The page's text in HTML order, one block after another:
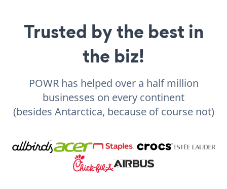
Trusted by the best in
the biz!
POWR has helped over a half million
businesses on every continent
(besides Antarctica, because of course not)